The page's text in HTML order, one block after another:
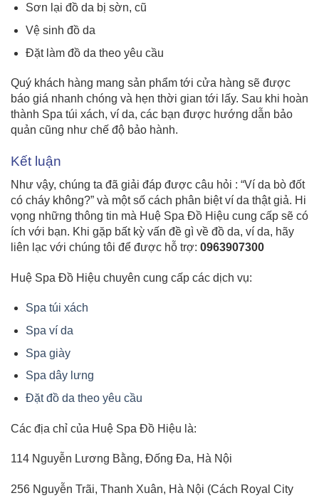
Sơn lại đồ da bị sờn, cũ
Vệ sinh đồ da
Đặt làm đồ da theo yêu cầu
Quý khách hàng mang sản phẩm tới cửa hàng sẽ được
báo giá nhanh chóng và hẹn thời gian tới lấy. Sau khi hoàn
thành Spa túi xách, ví da, các bạn được hướng dẫn bảo
quản cũng như chế độ bảo hành.
Kết luận
Như vậy, chúng ta đã giải đáp được câu hỏi : “Ví da bò đốt
có cháy không?” và một số cách phân biệt ví da thật giả. Hi
vọng những thông tin mà Huệ Spa Đồ Hiệu cung cấp sẽ có
ích với bạn. Khi gặp bất kỳ vấn đề gì về đồ da, ví da, hãy
liên lạc với chúng tôi để được hỗ trợ: 0963907300
Huệ Spa Đồ Hiệu chuyên cung cấp các dịch vụ:
Spa túi xách
Spa ví da
Spa giày
Spa dây lưng
Đặt đồ da theo yêu cầu
Các địa chỉ của Huệ Spa Đồ Hiệu là:
114 Nguyễn Lương Bằng, Đống Đa, Hà Nội
256 Nguyễn Trãi, Thanh Xuân, Hà Nội (Cách Royal City